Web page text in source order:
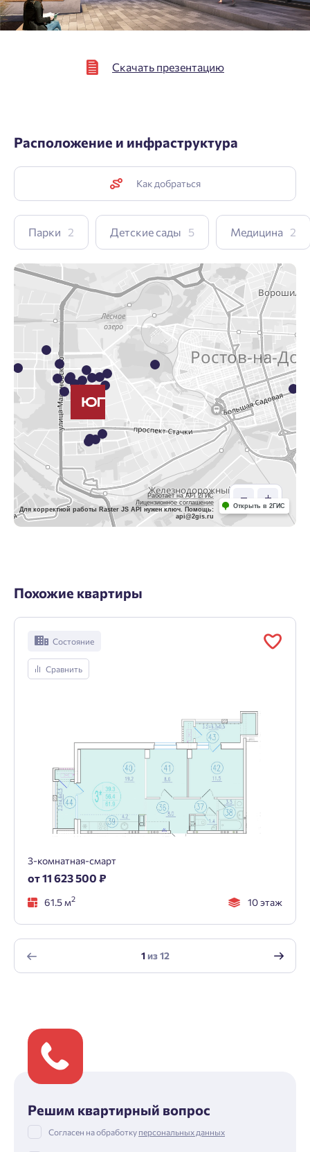
Скачать презентацию
Расположение и инфраструктура
Как добраться
Парки 2 Детские сады 5 Медицина 2
Работает на API 2ГИС
Лицензионное соглашение
Для корректной работы Raster JS API нужен ключ. Помощь:
api@2gis.ru
Открыть в 2ГИС
Похожие квартиры
Состояние
Сравнить
3-комнатная-смарт
от 11 623 500 ₽
61.5 м2 10 этаж
1из12
Решим квартирный вопрос
Согласен на обработку персональных данных